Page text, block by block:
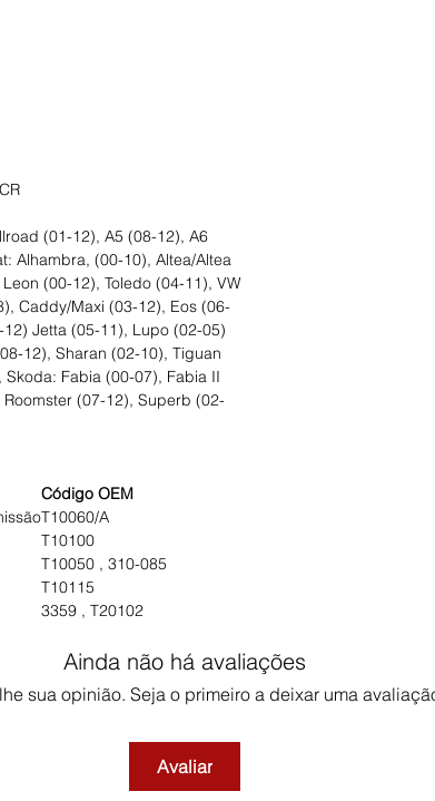
(01-12), A5 (08-12), A6
Alhambra, (00-10), Altea/Altea
(00-12), Toledo (04-11), VW
Caddy/Maxi (03-12), Eos (06-
Jetta (05-11), Lupo (02-05)
12), Sharan (02-10), Tiguan
Fabia (00-07), Fabia II
(07-12), Superb (02-
Código OEM
T10060/A
T10100
T10050 , 310-085
T10115
3359 , T20102
Ainda não há avaliações
sua opinião. Seja o primeiro a deixar uma
Avaliar